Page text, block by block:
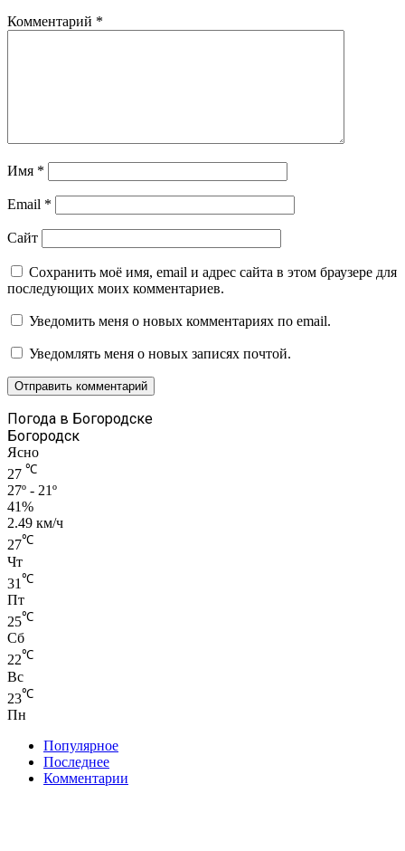
Комментарий *
Имя *
Email *
Сайт
Сохранить моё имя, email и адрес сайта в этом браузере для
последующих моих комментариев.
Уведомить меня о новых комментариях по email.
Уведомлять меня о новых записях почтой.
Погода в Богородске
Богородск
Ясно
27 ℃
27º - 21º
41%
2.49 км/ч
27℃
Чт
31 ℃
Пт
25℃
Сб
22℃
Вс
23℃
Пн
Популярное
Последнее
Комментарии